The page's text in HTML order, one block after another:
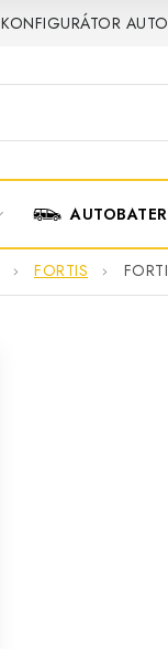
KONFIGURÁTOR
FORTIS